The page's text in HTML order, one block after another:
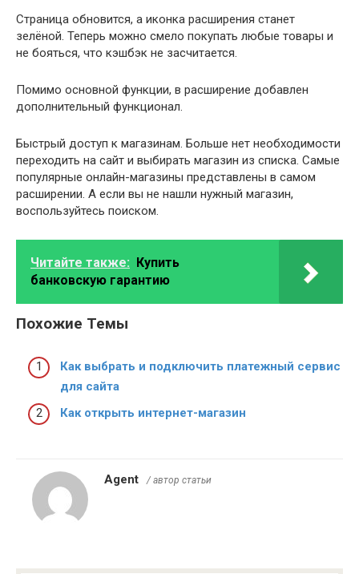
Страница обновится, а иконка расширения станет
зелёной. Теперь можно смело покупать любые товары и
не бояться, что кэшбэк не засчитается.
Помимо основной функции, в расширение добавлен
дополнительный функционал.
Быстрый доступ к магазинам. Больше нет необходимости
переходить на сайт и выбирать магазин из списка. Самые
популярные онлайн-магазины представлены в самом
расширении. А если вы не нашли нужный магазин,
воспользуйтесь поиском.
Читайте также: Купить
банковскую гарантию
Похожие Темы
Как выбрать и подключить платежный сервис
для сайта
Как открыть интернет-магазин
Agent / автор статьи